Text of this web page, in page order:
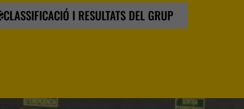
CLASSIFICACIÓ I RESULTATS DEL GRUP